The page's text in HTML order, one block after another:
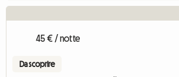
45 € / notte
Da scoprire